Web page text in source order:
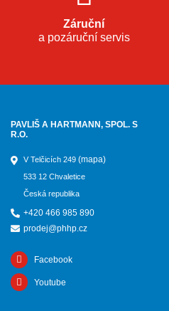
Záruční
a pozáruční servis
PAVLIŠ A HARTMANN, SPOL. S
R.O.
V Telčicích 249 (mapa)
533 12 Chvaletice
Česká republika
+420 466 985 890
prodej@phhp.cz
Facebook
Youtube